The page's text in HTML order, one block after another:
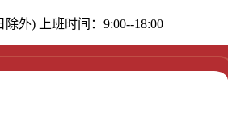
外) 上班时间：9:00--18:00